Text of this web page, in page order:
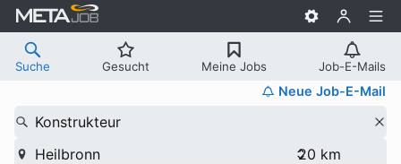
Suche Gesucht Meine Jobs Job-E-Mails
Neue Job-E-Mail
Konstrukteur
Heilbronn